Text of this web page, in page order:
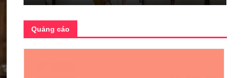
Quảng cáo